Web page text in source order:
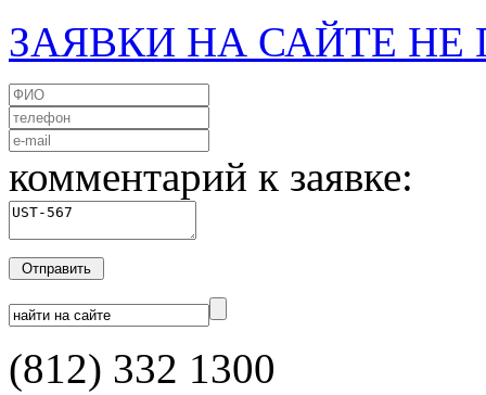
ЗАЯВКИ НА САЙТЕ
комментарий к заявке:
(812) 332 1300